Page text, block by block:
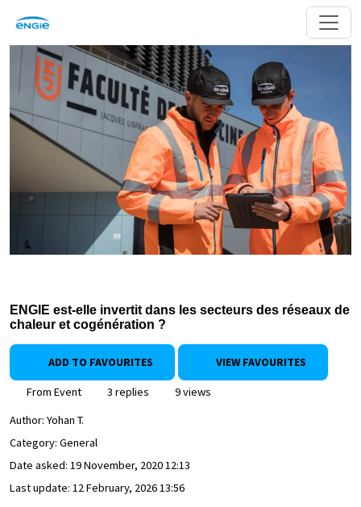
ENGIE est-elle invertit dans les secteurs des réseaux de
chaleur et cogénération ?
ADD TO FAVOURITES VIEW FAVOURITES
From Event 3 replies
9 views
Author: Yohan T.
Category: General
Date asked: 19 November, 2020 12:13
Last update: 12 February, 2026 13:56